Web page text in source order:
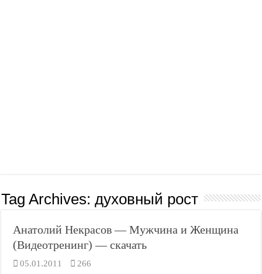
Tag Archives:духовный рост
Анатолий Некрасов — Мужчина и Женщина
(Видеотренинг) — скачать
05.01.2011 266